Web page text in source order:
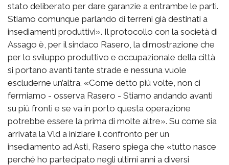
stato deliberato per dare garanzie a entrambe le parti.
Stiamo comunque parlando di terreni già destinati a
insediamenti produttivi». Il protocollo con la società di
Assago è, per il sindaco Rasero, la dimostrazione che
per lo sviluppo produttivo e occupazionale della città
si portano avanti tante strade e nessuna vuole
escluderne un’altra. «Come detto più volte, non ci
fermiamo - osserva Rasero - Stiamo andando avanti
su più fronti e se va in porto questa operazione
potrebbe essere la prima di molte altre». Su come sia
arrivata la Vld a iniziare il confronto per un
insediamento ad Asti, Rasero spiega che «tutto nasce
perché ho partecipato negli ultimi anni a diversi